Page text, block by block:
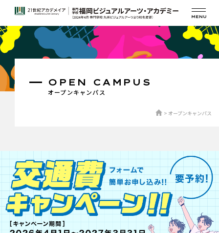
オープンキャンパス
OPEN CAMPUS
オープンキャンパス